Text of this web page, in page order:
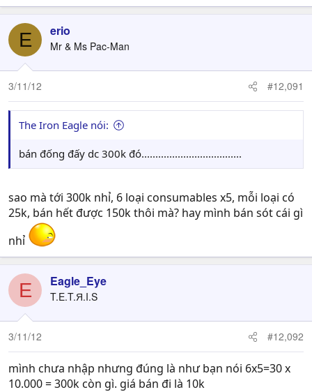
E erio
Mr & Ms Pac-Man
3/11/12 #12,091
The Iron Eagle nói:
bán đống đấy dc 300k đó....................................
sao mà tới 300k nhỉ, 6 loại consumables x5, mỗi loại có
25k, bán hết được 150k thôi mà? hay mình bán sót cái gì
nhỉ
E Eagle_Eye
T.E.T.Я.I.S
3/11/12 #12,092
mình chưa nhập nhưng đúng là như bạn nói 6x5=30 x
10.000 = 300k còn gì. giá bán đi là 10k